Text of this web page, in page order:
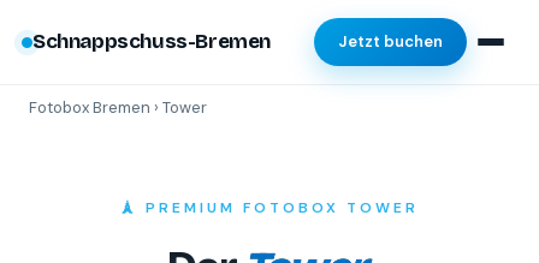
Schnappschuss-Bremen Jetzt buchen
Fotobox Bremen › Tower
🗼 PREMIUM FOTOBOX TOWER